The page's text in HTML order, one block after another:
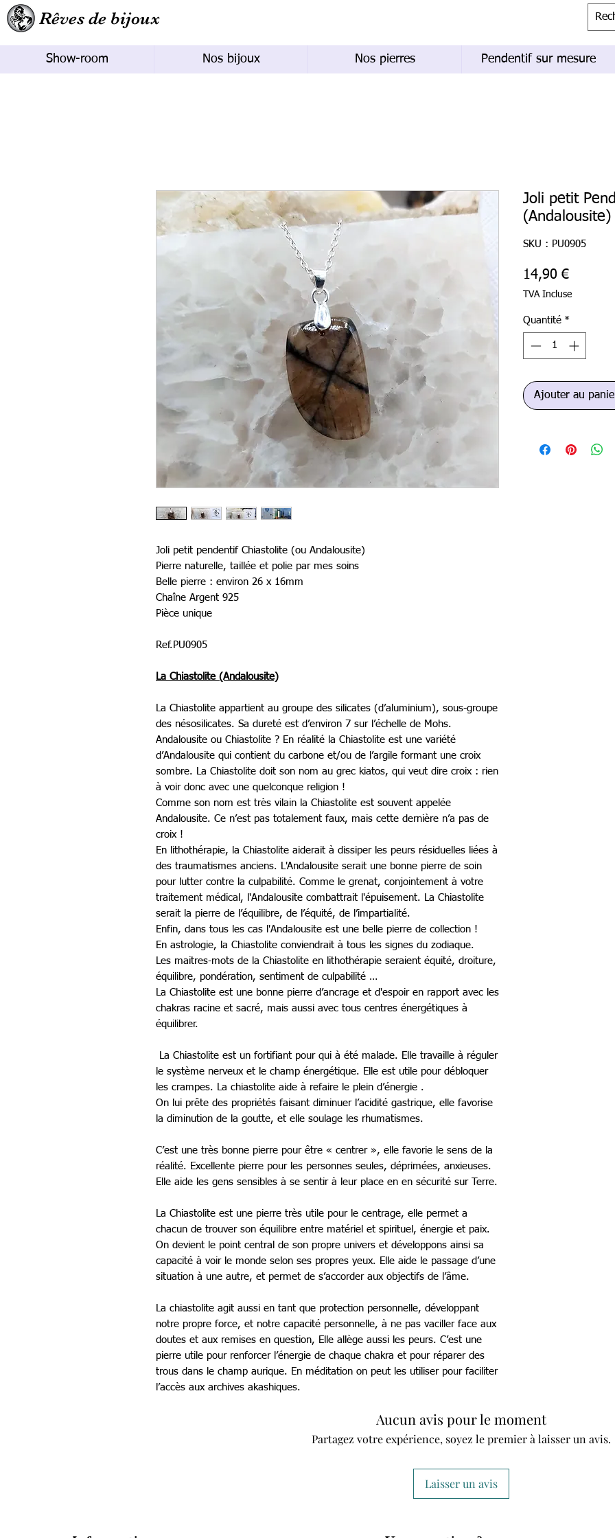
Rêves de bijoux
Show-room Nos bijoux Nos pierres Pendentif sur mesure
Joli petit pendentif Chiastolite (ou Andalousite)
Pierre naturelle, taillée et polie par mes soins
Belle pierre : environ 26 x 16mm
Chaîne Argent 925
Pièce unique
Ref.PU0905
La Chiastolite (Andalousite)
La Chiastolite appartient au groupe des silicates (d’aluminium), sous-groupe
des nésosilicates. Sa dureté est d’environ 7 sur l’échelle de Mohs.
Andalousite ou Chiastolite ? En réalité la Chiastolite est une variété
d’Andalousite qui contient du carbone et/ou de l’argile formant une croix
sombre. La Chiastolite doit son nom au grec kiatos, qui veut dire croix : rien
à voir donc avec une quelconque religion !
Comme son nom est très vilain la Chiastolite est souvent appelée
Andalousite. Ce n’est pas totalement faux, mais cette dernière n’a pas de
croix !
En lithothérapie, la Chiastolite aiderait à dissiper les peurs résiduelles liées à
des traumatismes anciens. L'Andalousite serait une bonne pierre de soin
pour lutter contre la culpabilité. Comme le grenat, conjointement à votre
traitement médical, l'Andalousite combattrait l'épuisement. La Chiastolite
serait la pierre de l’équilibre, de l’équité, de l’impartialité.
Enfin, dans tous les cas l'Andalousite est une belle pierre de collection !
En astrologie, la Chiastolite conviendrait à tous les signes du zodiaque.
Les maitres-mots de la Chiastolite en lithothérapie seraient équité, droiture,
équilibre, pondération, sentiment de culpabilité …
La Chiastolite est une bonne pierre d’ancrage et d'espoir en rapport avec les
chakras racine et sacré, mais aussi avec tous centres énergétiques à
équilibrer.
La Chiastolite est un fortifiant pour qui à été malade. Elle travaille à réguler
le système nerveux et le champ énergétique. Elle est utile pour débloquer
les crampes. La chiastolite aide à refaire le plein d’énergie .
On lui prête des propriétés faisant diminuer l’acidité gastrique, elle favorise
la diminution de la goutte, et elle soulage les rhumatismes.
C’est une très bonne pierre pour être « centrer », elle favorie le sens de la
réalité. Excellente pierre pour les personnes seules, déprimées, anxieuses.
Elle aide les gens sensibles à se sentir à leur place en en sécurité sur Terre.
La Chiastolite est une pierre très utile pour le centrage, elle permet a
chacun de trouver son équilibre entre matériel et spirituel, énergie et paix.
On devient le point central de son propre univers et développons ainsi sa
capacité à voir le monde selon ses propres yeux. Elle aide le passage d’une
situation à une autre, et permet de s’accorder aux objectifs de l’âme.
La chiastolite agit aussi en tant que protection personnelle, développant
notre propre force, et notre capacité personnelle, à ne pas vaciller face aux
doutes et aux remises en question, Elle allège aussi les peurs. C’est une
pierre utile pour renforcer l’énergie de chaque chakra et pour réparer des
trous dans le champ aurique. En méditation on peut les utiliser pour faciliter
l’accès aux archives akashiques.
Joli petit
(Andalousite)
SKU : PU0905
14,90 €Prix
TVA Incluse
Quantité *
Ajouter au
Aucun avis pour le moment
Partagez votre expérience, soyez le premier à laisser un avis.
Laisser un avis